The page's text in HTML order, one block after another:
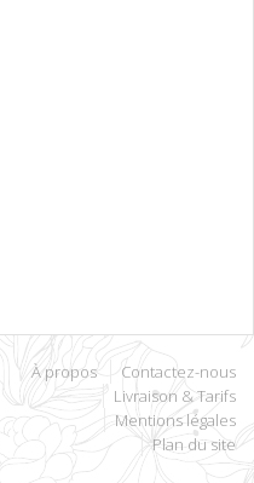
À propos
Contactez-nous
Livraison & Tarifs
Mentions légales
Plan du site